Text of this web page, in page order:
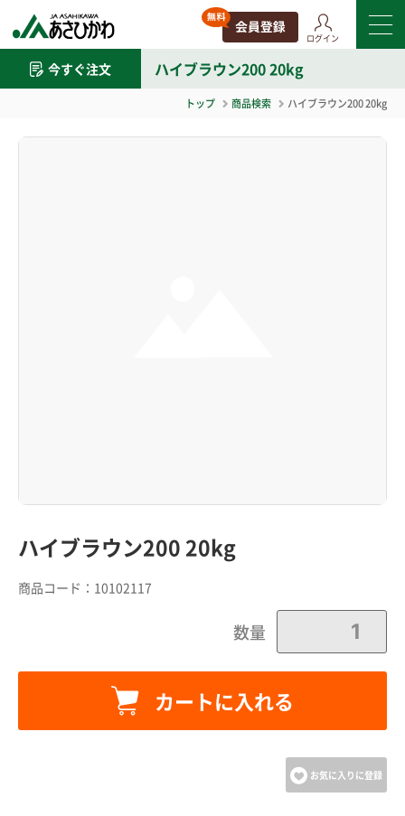
ログイン
今すぐ注文 ハイブラウン200 20kg
トップ 商品検索 ハイブラウン200 20kg
ハイブラウン200 20kg
商品コード： 10102117
数量
カートに入れる
カートに追加しました。
お気に入りに登録